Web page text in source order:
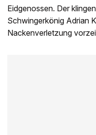
Eidgenossen. Der
Schwingerkönig Adrian
Nackenverletzung